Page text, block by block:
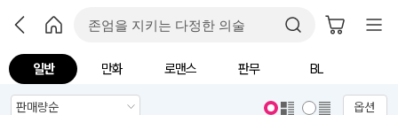
일반 만화 로맨스 판무 BL
옵션